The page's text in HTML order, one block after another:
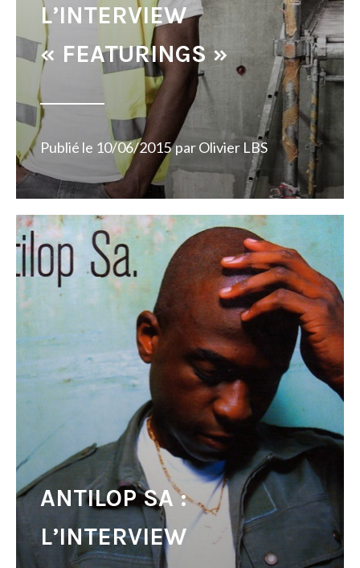
L’INTERVIEW
« FEATURINGS »
Publié le 10/06/2015 parOlivier LBS
ANTILOP SA :
L’INTERVIEW